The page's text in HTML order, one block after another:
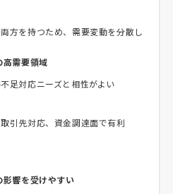
方を持つため、需要変動を分散し
高需要領域
足対応ニーズと相性がよい
引先対応、資金調達面で有利
響を受けやすい